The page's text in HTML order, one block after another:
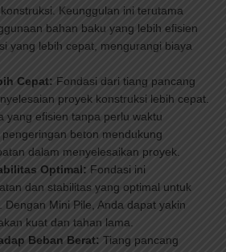
Keunggulan ini terutama
bahan baku yang lebih efisien
yang lebih cepat, mengurangi biaya
Cepat: Fondasi dari tiang pancang
proyek konstruksi lebih cepat.
yang efisien tanpa perlu waktu
beton mendukung
dalam menyelesaikan proyek.
Optimal: Fondasi ini
dan stabilitas yang optimal untuk
Mini Pile, Anda dapat yakin
kuat dan tahan lama.
Beban Berat: Tiang pancang